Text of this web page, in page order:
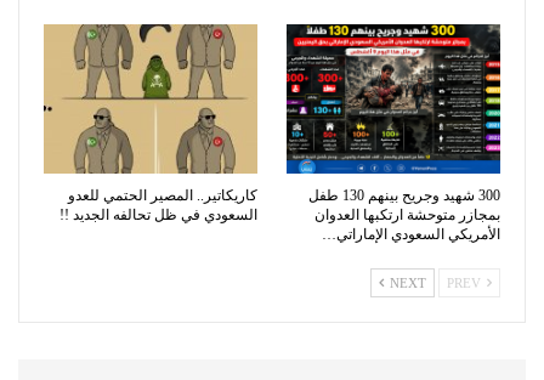
300 شهيد وجريح بينهم 130 طفل
بمجازر متوحشة ارتكبها العدوان
الأمريكي السعودي الإماراتي…
كاريكاتير.. المصير الحتمي للعدو
السعودي في ظل تحالفه الجديد !!
NEXT